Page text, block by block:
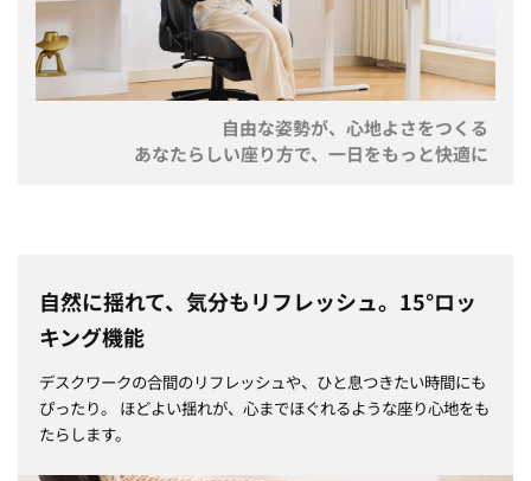
自由な姿勢が、心地よさをつくる
あなたらしい座り方で、一日をもっと快適に
自然に揺れて、気分もリフレッシュ。15°ロッ
キング機能
デスクワークの合間のリフレッシュや、ひと息つきたい時間にも
ぴったり。 ほどよい揺れが、心までほぐれるような座り心地をも
たらします。